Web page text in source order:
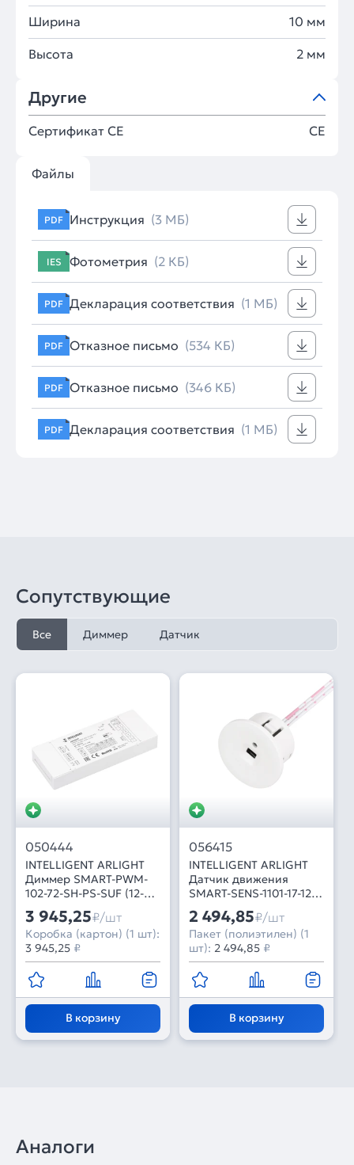
Ширина 10 мм
Высота 2 мм
Другие
Сертификат CE CE
Файлы
PDF Инструкция (3 МБ)
IES Фотометрия (2 КБ)
PDF Декларация соответствия (1 МБ)
PDF Отказное письмо (534 КБ)
PDF Отказное письмо (346 КБ)
PDF Декларация соответствия (1 МБ)
Сопутствующие
Все Диммер Датчик
050444
INTELLIGENT ARLIGHT
Диммер SMART-PWM-
102-72-SH-PS-SUF (12-
48V, 2x7A, 2.4G) (IARL,
Контроллер)
3 945,25₽/шт
Коробка (картон) (1 шт):
3 945,25 ₽
В корзину
056415
INTELLIGENT ARLIGHT
Датчик движения
SMART-SENS-1101-17-12-
IN White (12-24V, 1x1.5A,
Switch) (IARL, IP20
Пластик, 5 лет)
2 494,85₽/шт
Пакет (полиэтилен) (1
шт): 2 494,85 ₽
В корзину
Аналоги